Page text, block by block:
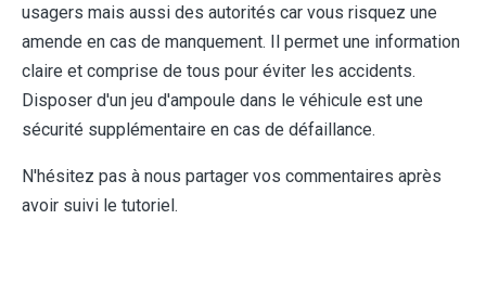
usagers mais aussi des autorités car vous risquez une
amende en cas de manquement. Il permet une information
claire et comprise de tous pour éviter les accidents.
Disposer d'un jeu d'ampoule dans le véhicule est une
sécurité supplémentaire en cas de défaillance.
N'hésitez pas à nous partager vos commentaires après
avoir suivi le tutoriel.